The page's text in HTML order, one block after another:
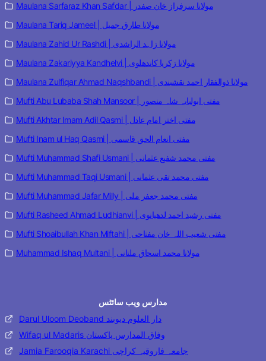
Maulana Sarfaraz Khan Safdar | مولانا سرفراز خان صفدر
Maulana Tariq Jameel | مولانا طارق جمیل
Maulana Zahid Ur Rashdi | مولانا زاہد الراشدی
Maulana Zakariyya Kandhelvi | مولانا زکریا کاندھلوی
Maulana Zulfiqar Ahmad Naqshbandi | مولانا ذوالفقار احمد نقشبندی
Mufti Abu Lubaba Shah Mansoor | مفتی ابولبابہ شاہ منصور
Mufti Akhtar Imam Adil Qasmi | مفتی اختر امام عادل
Mufti Inam ul Haq Qasmi | مفتی انعام الحق قاسمی
Mufti Muhammad Shafi Usmani | مفتی محمد شفیع عثمانی
Mufti Muhammad Taqi Usmani | مفتی محمد تقی عثمانی
Mufti Muhammad Jafar Milly | مفتی محمد جعفر ملی
Mufti Rasheed Ahmad Ludhianvi | مفتی رشید احمد لدھیانوی
Mufti Shoaibullah Khan Miftahi | مفتی شعیب اللہ خان مفتاحی
Muhammad Ishaq Multani | مولانا محمد اسحاق ملتانی
مدارس ویب سائٹس
Darul Uloom Deoband دار العلوم دیوبند
Wifaq ul Madaris وفاق المدارس پاکستان
Jamia Farooqia Karachi جامعہ فاروقیہ کراچی